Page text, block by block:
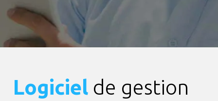
Logiciel de gestion